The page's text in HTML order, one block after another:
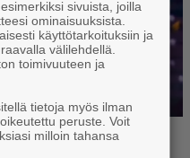
sivuista, joilla
ominaisuuksista.
käyttötarkoituksiin ja
välilehdellä.
toimivuuteen ja
tietoja myös ilman
peruste. Voit
milloin tahansa